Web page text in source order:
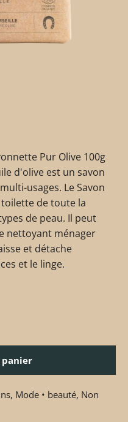
Pur Olive 100g
d'olive est un savon
usages. Le Savon
de toute la
de peau. Il peut
nettoyant ménager
et détache
et le linge.
, Mode • beauté, Non